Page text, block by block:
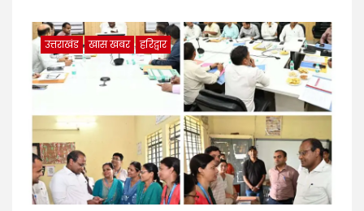
उत्तराखंड खास खबर हरिद्वार